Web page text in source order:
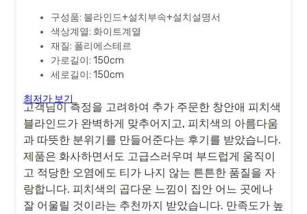
구성품: 블라인드+설치부속+설치설명서
색상계열: 화이트계열
재질: 폴리에스테르
가로길이: 150cm
세로길이: 150cm
최저가 보기
고객님이 측정을 고려하여 추가 주문한 창안애 피치색
블라인드가 완벽하게 맞추어지고, 피치색의 아름다움
과 따뜻한 분위기를 만들어준다는 후기를 받았습니다.
제품은 화사하면서도 고급스러우며 부드럽게 움직이
고 적당한 오염에도 티가 나지 않는 튼튼한 품질을 자
랑합니다. 피치색의 곱다운 느낌이 집안 어느 곳에나
잘 어울릴 것이라는 추천까지 받았습니다. 만족도가 높